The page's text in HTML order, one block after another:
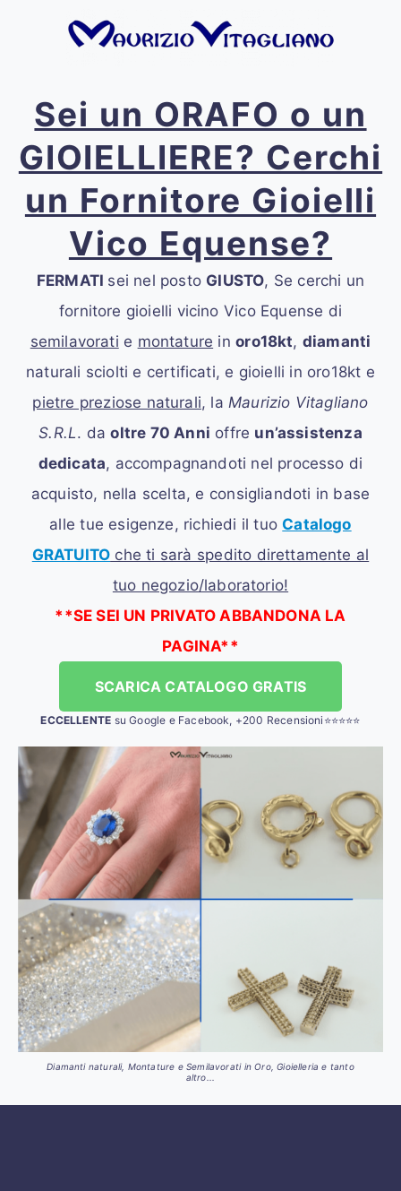
Sei un ORAFO o un
GIOIELLIERE? Cerchi
un Fornitore Gioielli
Vico Equense?
FERMATI sei nel posto GIUSTO, Se cerchi un
fornitore gioielli vicino Vico Equense di
semilavorati e montature inoro18kt, diamanti
naturali sciolti e certificati, e gioielli in oro18kt e
pietre preziose naturali, laMaurizio Vitagliano
S.R.L. daoltre 70 Anni offre un’assistenza
dedicata, accompagnandoti nel processo di
acquisto, nella scelta, e consigliandoti in base
alle tue esigenze, richiedi il tuoCatalogo
GRATUITO che ti sarà spedito direttamente al
tuo negozio/laboratorio!
**SE SEI UN PRIVATO ABBANDONA LA
PAGINA**
SCARICA CATALOGO GRATIS
ECCELLENTE su Google e Facebook, +200 Recensioni⭐⭐⭐⭐⭐
Diamanti naturali, Montature e Semilavorati in Oro, Gioielleria e tanto
altro...